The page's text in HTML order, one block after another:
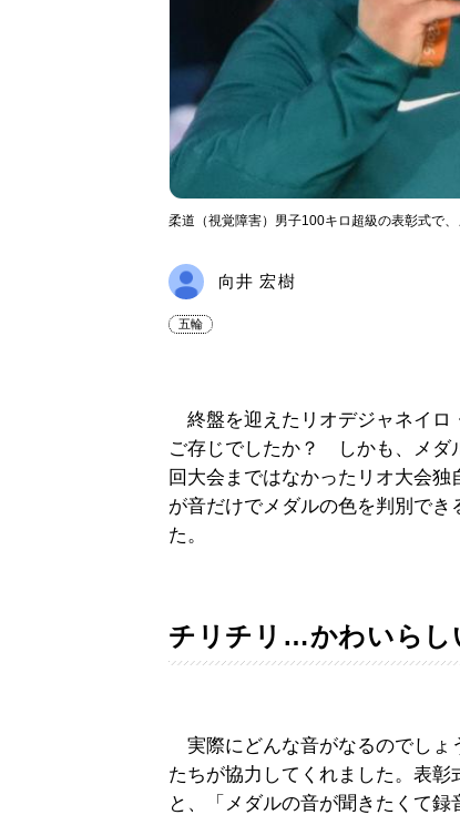
柔道（視覚障害）男子100キロ超級の表彰式で
向井 宏樹
五輪
終盤を迎えたリオデジャネイロ
ご存じでしたか？ しかも、メダ
回大会まではなかったリオ大会
が音だけでメダルの色を判別で
た。
チリチリ…かわいらし
実際にどんな音がなるのでしょ
たちが協力してくれました。表
と、「メダルの音が聞きたくて